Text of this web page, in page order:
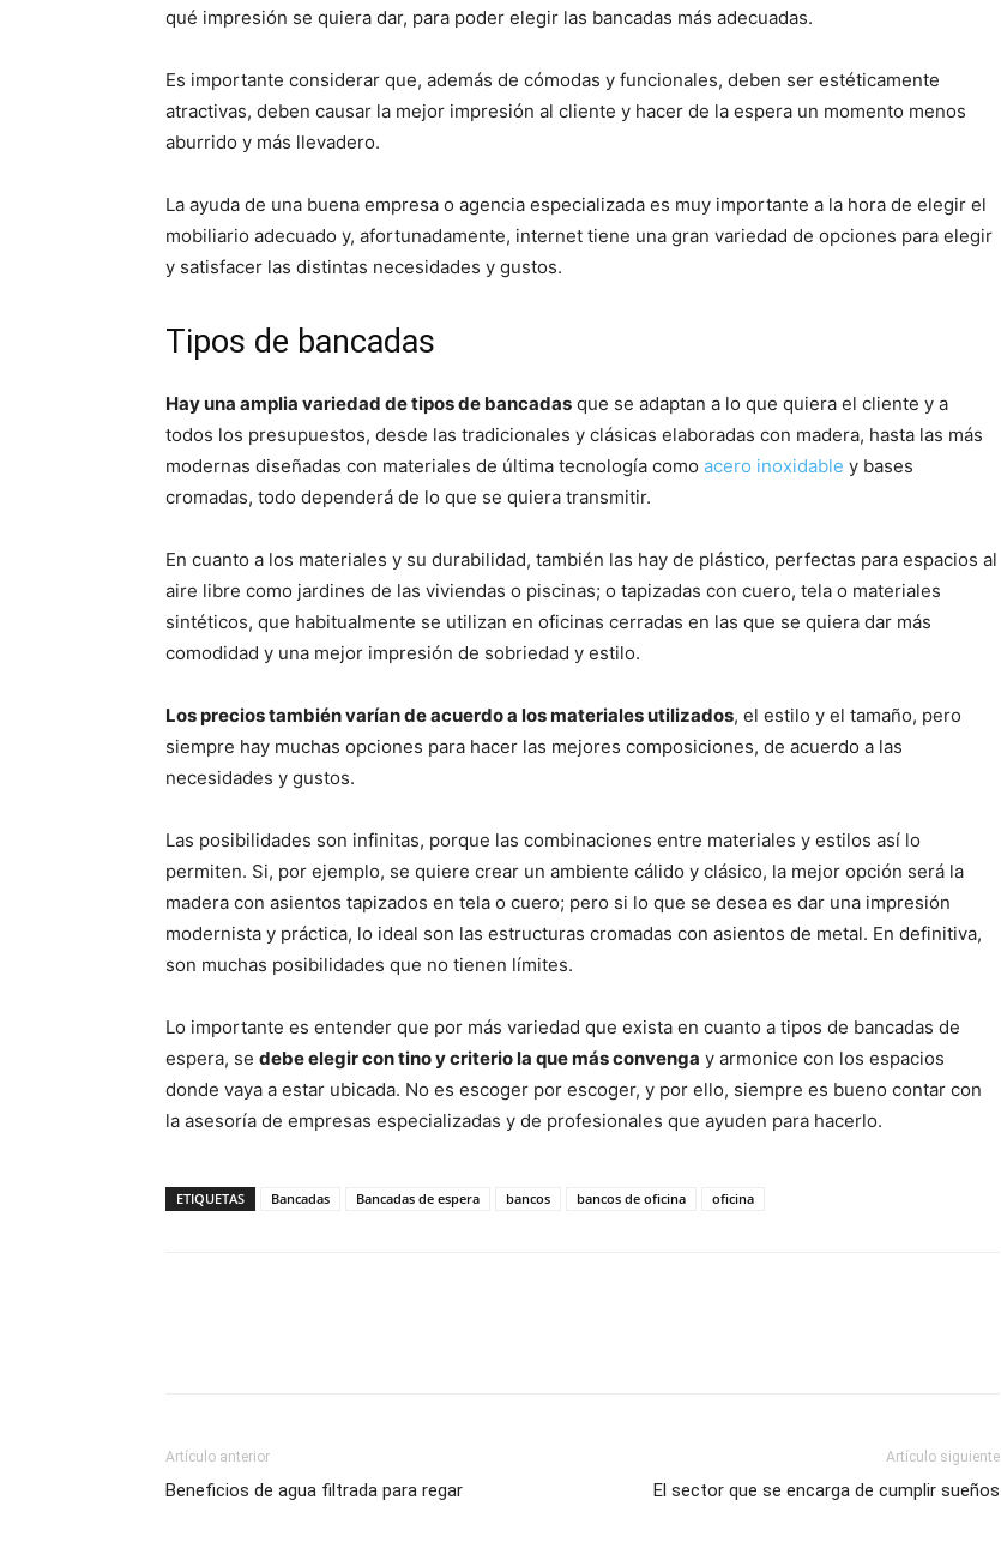
qué impresión se quiera dar, para poder elegir las bancadas más adecuadas.
Es importante considerar que, además de cómodas y funcionales, deben ser estéticamente
atractivas, deben causar la mejor impresión al cliente y hacer de la espera un momento menos
aburrido y más llevadero.
La ayuda de una buena empresa o agencia especializada es muy importante a la hora de elegir el
mobiliario adecuado y, afortunadamente, internet tiene una gran variedad de opciones para elegir
y satisfacer las distintas necesidades y gustos.
Tipos de bancadas
Hay una amplia variedad de tipos de bancadas que se adaptan a lo que quiera el cliente y a
todos los presupuestos, desde las tradicionales y clásicas elaboradas con madera, hasta las más
modernas diseñadas con materiales de última tecnología como acero inoxidable y bases
cromadas, todo dependerá de lo que se quiera transmitir.
En cuanto a los materiales y su durabilidad, también las hay de plástico, perfectas para espacios al
aire libre como jardines de las viviendas o piscinas; o tapizadas con cuero, tela o materiales
sintéticos, que habitualmente se utilizan en oficinas cerradas en las que se quiera dar más
comodidad y una mejor impresión de sobriedad y estilo.
Los precios también varían de acuerdo a los materiales utilizados, el estilo y el tamaño, pero
siempre hay muchas opciones para hacer las mejores composiciones, de acuerdo a las
necesidades y gustos.
Las posibilidades son infinitas, porque las combinaciones entre materiales y estilos así lo
permiten. Si, por ejemplo, se quiere crear un ambiente cálido y clásico, la mejor opción será la
madera con asientos tapizados en tela o cuero; pero si lo que se desea es dar una impresión
modernista y práctica, lo ideal son las estructuras cromadas con asientos de metal. En definitiva,
son muchas posibilidades que no tienen límites.
Lo importante es entender que por más variedad que exista en cuanto a tipos de bancadas de
espera, se debe elegir con tino y criterio la que más convenga y armonice con los espacios
donde vaya a estar ubicada. No es escoger por escoger, y por ello, siempre es bueno contar con
la asesoría de empresas especializadas y de profesionales que ayuden para hacerlo.
ETIQUETAS Bancadas Bancadas de espera bancos bancos de oficina oficina
Artículo anterior
Beneficios de agua filtrada para regar
Artículo siguiente
El sector que se encarga de cumplir sueños